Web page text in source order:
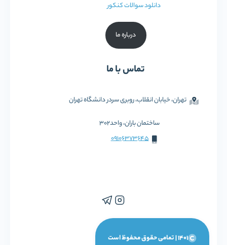
دانلود سوالات کنکور
درباره ما
تماس با ما
تهران، خیابان انقلاب، روبری سردر دانشگاه تهران
ساختمان باران، واحد302
09106373645
1401 | تمامی حقوق محفوظ است